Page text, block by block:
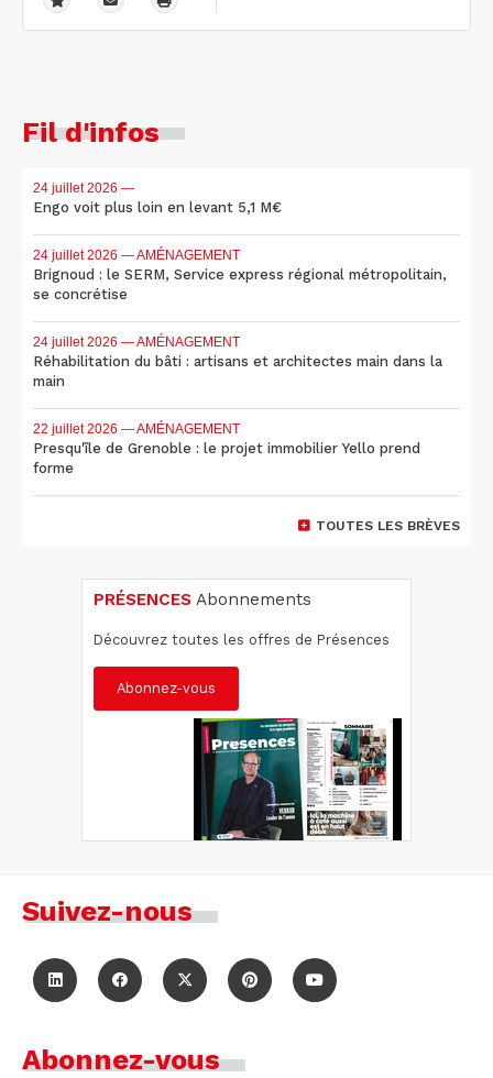
Fil d'infos
24 juillet 2026 —
Engo voit plus loin en levant 5,1 M€
24 juillet 2026 — AMÉNAGEMENT
Brignoud : le SERM, Service express régional métropolitain,
se concrétise
24 juillet 2026 — AMÉNAGEMENT
Réhabilitation du bâti : artisans et architectes main dans la
main
22 juillet 2026 — AMÉNAGEMENT
Presqu'île de Grenoble : le projet immobilier Yello prend
forme
TOUTES LES BRÈVES
PRÉSENCES Abonnements
Découvrez toutes les offres de Présences
Abonnez-vous
Suivez-nous
Abonnez-vous